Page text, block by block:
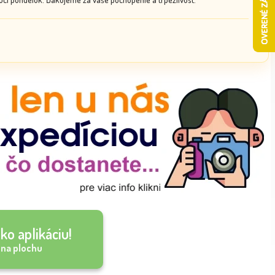
aplikáciu!
plochu